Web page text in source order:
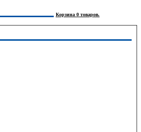
Корзина 0 товаров.